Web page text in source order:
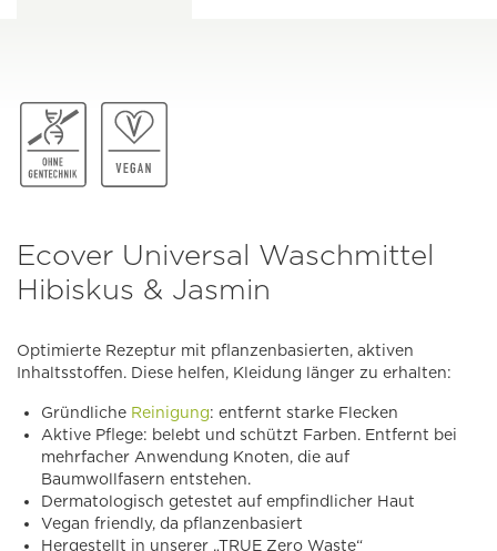
Ecover Universal Waschmittel
Hibiskus & Jasmin
Optimierte Rezeptur mit pflanzenbasierten, aktiven
Inhaltsstoffen. Diese helfen, Kleidung länger zu erhalten:
Gründliche Reinigung: entfernt starke Flecken
Aktive Pflege: belebt und schützt Farben. Entfernt bei
mehrfacher Anwendung Knoten, die auf
Baumwollfasern entstehen.
Dermatologisch getestet auf empfindlicher Haut
Vegan friendly, da pflanzenbasiert
Hergestellt in unserer „TRUE Zero Waste“